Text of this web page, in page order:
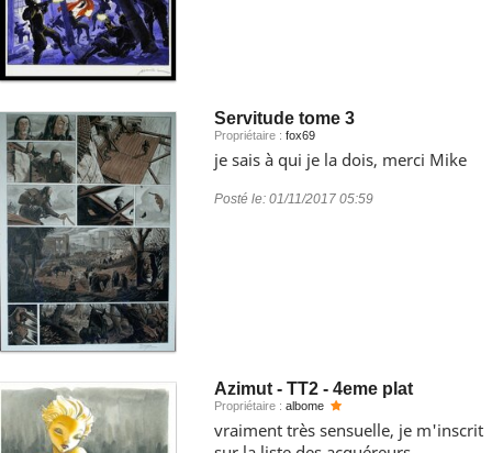
Servitude tome 3
Propriétaire : fox69
je sais à qui je la dois, merci Mike
Posté le: 01/11/2017 05:59
Azimut - TT2 - 4eme plat
Propriétaire : albome
vraiment très sensuelle, je m'inscrit